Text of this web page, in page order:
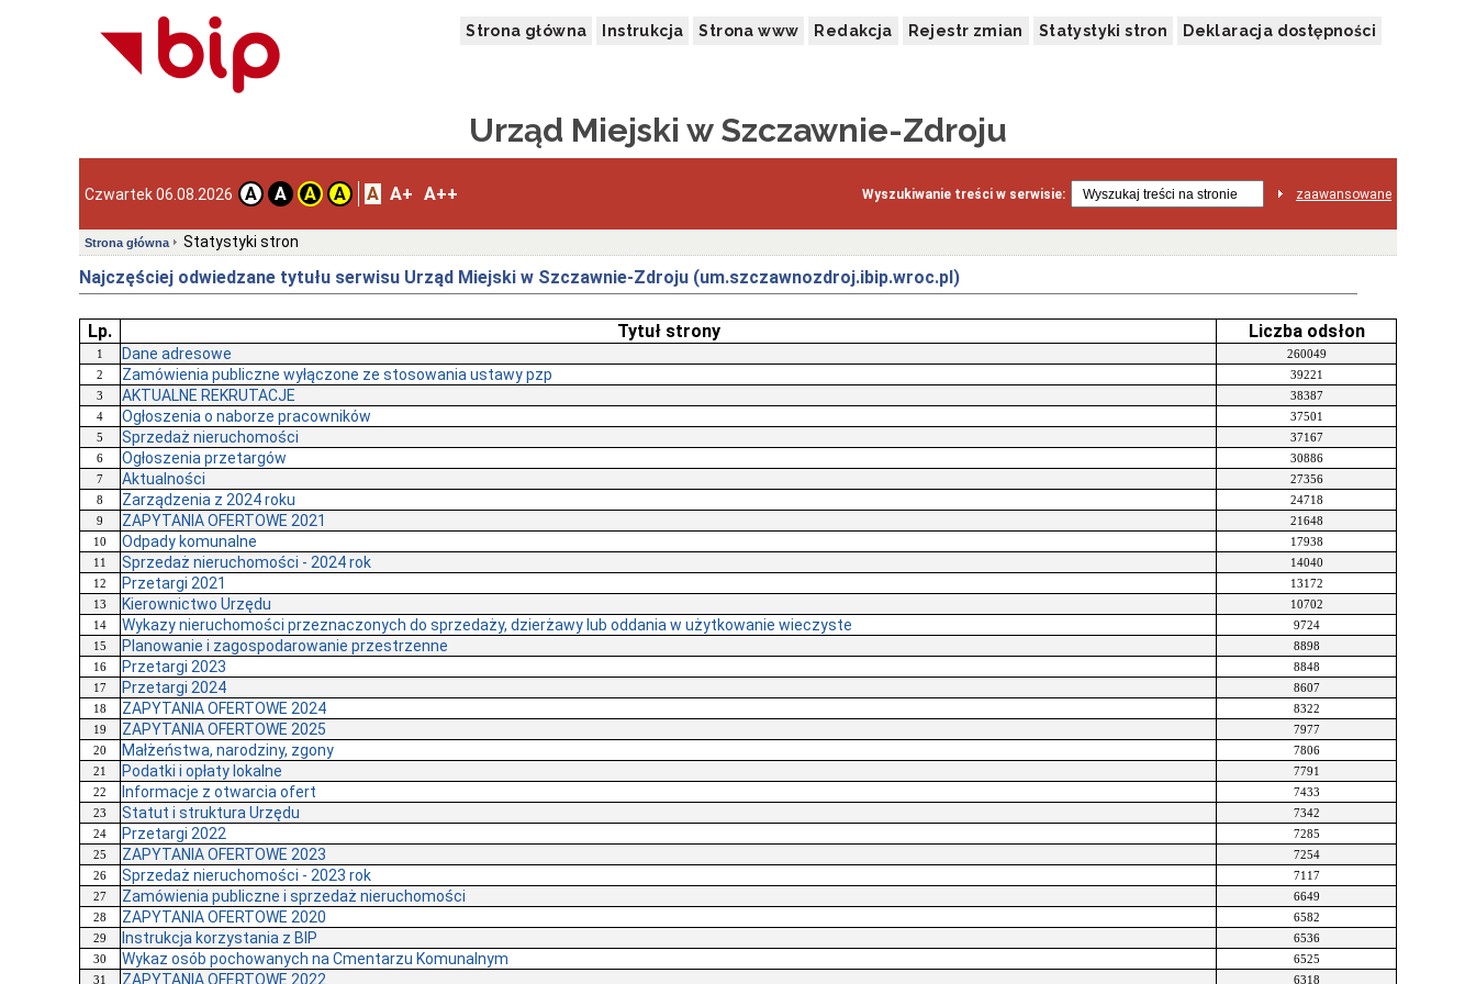
Strona główna Instrukcja Strona www Redakcja Rejestr zmian Statystyki stron Deklaracja dostępności
Urząd Miejski w Szczawnie-Zdroju
Czwartek 06.08.2026 A A A A A A+ A++ Wyszukiwanie treści w serwisie: zaawansowane
Strona główna Statystyki stron
Najczęściej odwiedzane tytułu serwisu Urząd Miejski w Szczawnie-Zdroju (um.szczawnozdroj.ibip.wroc.pl)
Lp. Tytuł strony Liczba odsłon
1 Dane adresowe
260049
2
Zamówienia publiczne wyłączone ze stosowania ustawy pzp
39221
3
AKTUALNE REKRUTACJE
38387
4
Ogłoszenia o naborze pracowników
37501
5
Sprzedaż nieruchomości
37167
6
Ogłoszenia przetargów
30886
7
Aktualności
27356
8
Zarządzenia z 2024 roku
24718
9
ZAPYTANIA OFERTOWE 2021
21648
10
Odpady komunalne
17938
11
Sprzedaż nieruchomości - 2024 rok
14040
12
Przetargi 2021
13172
13
Kierownictwo Urzędu
10702
14
Wykazy nieruchomości przeznaczonych do sprzedaży, dzierżawy lub oddania w użytkowanie wieczyste
9724
15
Planowanie i zagospodarowanie przestrzenne
8898
16
Przetargi 2023
8848
17
Przetargi 2024
8607
18
ZAPYTANIA OFERTOWE 2024
8322
19
ZAPYTANIA OFERTOWE 2025
7977
20
Małżeństwa, narodziny, zgony
7806
21
Podatki i opłaty lokalne
7791
22
Informacje z otwarcia ofert
7433
23
Statut i struktura Urzędu
7342
24
Przetargi 2022
7285
25
ZAPYTANIA OFERTOWE 2023
7254
26
Sprzedaż nieruchomości - 2023 rok
7117
27
Zamówienia publiczne i sprzedaż nieruchomości
6649
28
ZAPYTANIA OFERTOWE 2020
6582
29
Instrukcja korzystania z BIP
6536
30
Wykaz osób pochowanych na Cmentarzu Komunalnym
6525
31
ZAPYTANIA OFERTOWE 2022 6318